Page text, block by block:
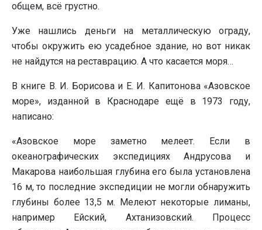
общем, всё грустно.
Уже нашлись деньги на металлическую ограду,
чтобы окружить ею усадебное здание, но вот никак
не найдутся на реставрацию. А что касается моря…
В книге В. И. Борисова и Е. И. Капитонова «Азовское
море», изданной в Краснодаре ещё в 1973 году,
написано:
«Азовское море заметно мелеет. Если в
океанографических экспедициях Андрусова и
Макарова наибольшая глубина его была установлена
16 м, то последние экспедиции не могли обнаружить
глубины более 13,5 м. Мелеют некоторые лиманы,
например Ейский, Ахтанизовский. Процесс